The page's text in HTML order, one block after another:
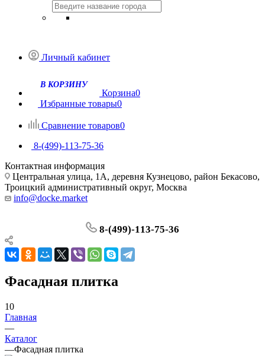
Личный кабинет
Корзина0
Избранные товары0
Сравнение товаров0
8-(499)-113-75-36
Контактная информация
Центральная улица, 1А, деревня Кузнецово, район Бекасово,
Троицкий административный округ, Москва
info@docke.market
8-(499)-113-75-36
Фасадная плитка
10
Главная
—
Каталог
—Фасадная плитка